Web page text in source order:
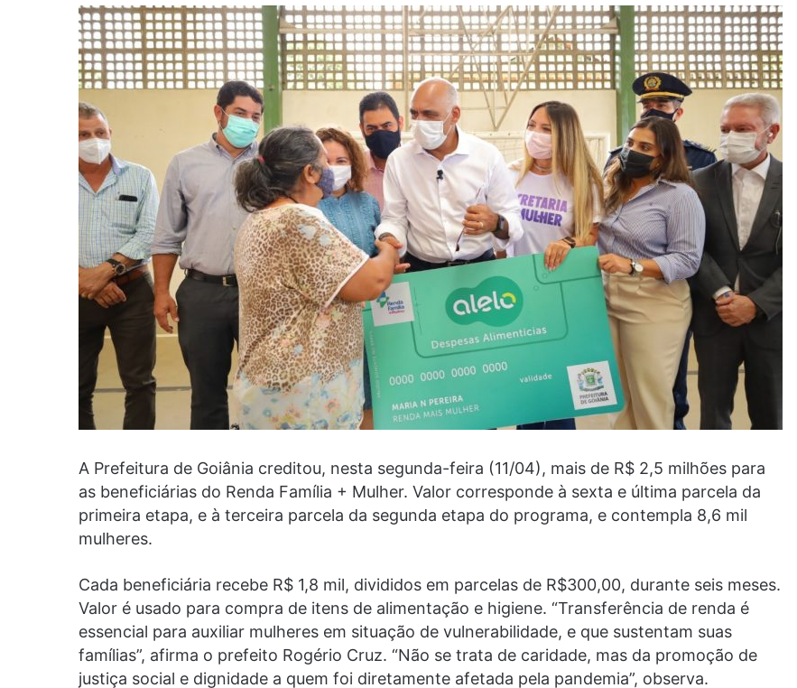
A Prefeitura de Goiânia creditou, nesta segunda-feira (11/04), mais de R$ 2,5 milhões para
as beneficiárias do Renda Família + Mulher. Valor corresponde à sexta e última parcela da
primeira etapa, e à terceira parcela da segunda etapa do programa, e contempla 8,6 mil
mulheres.
Cada beneficiária recebe R$ 1,8 mil, divididos em parcelas de R$300,00, durante seis meses.
Valor é usado para compra de itens de alimentação e higiene. “Transferência de renda é
essencial para auxiliar mulheres em situação de vulnerabilidade, e que sustentam suas
famílias”, afirma o prefeito Rogério Cruz. “Não se trata de caridade, mas da promoção de
justiça social e dignidade a quem foi diretamente afetada pela pandemia”, observa.